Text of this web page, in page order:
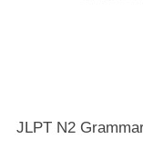
JLPT N2